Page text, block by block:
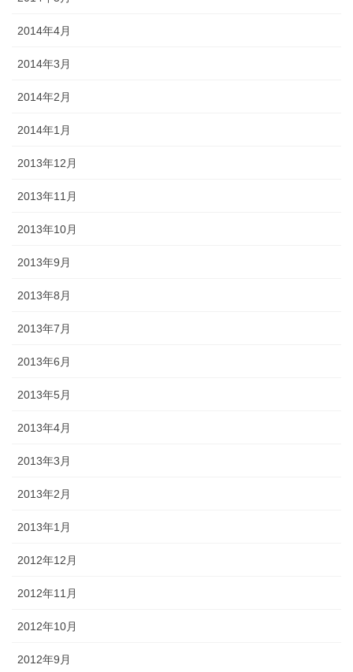
2014年4月
2014年3月
2014年2月
2014年1月
2013年12月
2013年11月
2013年10月
2013年9月
2013年8月
2013年7月
2013年6月
2013年5月
2013年4月
2013年3月
2013年2月
2013年1月
2012年12月
2012年11月
2012年10月
2012年9月